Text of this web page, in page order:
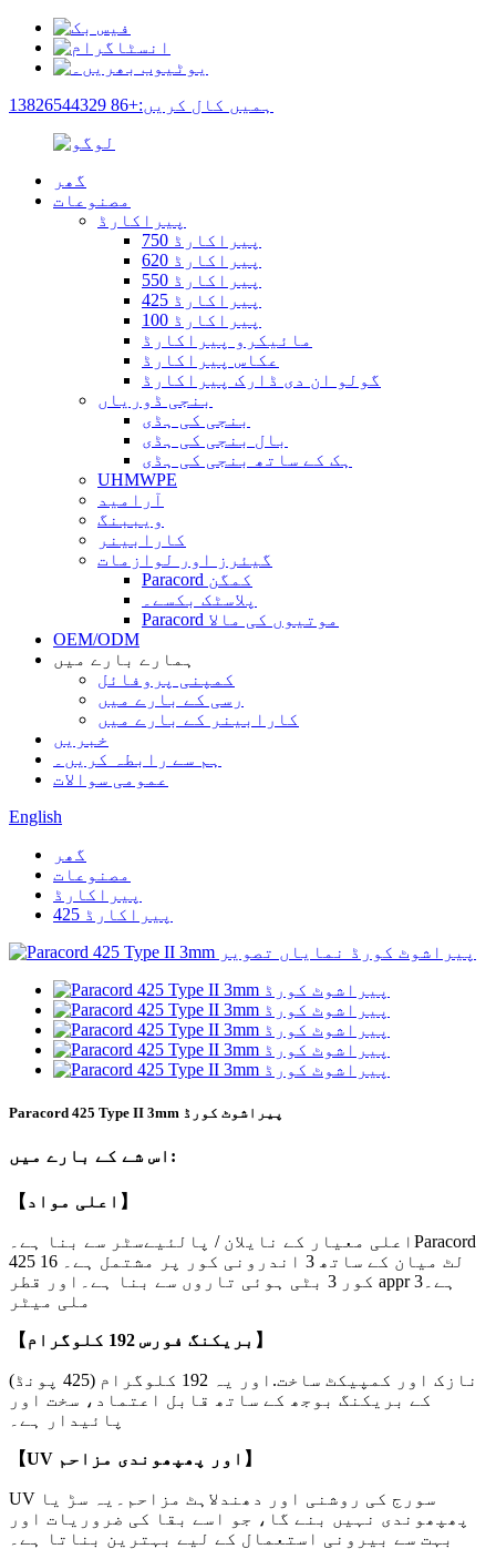
ہمیں کال کریں:+86 13826544329
گھر
مصنوعات
پیراکارڈ
پیراکارڈ 750
پیراکارڈ 620
پیراکارڈ 550
پیراکارڈ 425
پیراکارڈ 100
مائیکرو پیراکارڈ
عکاس پیراکارڈ
گولو ان دی ڈارک پیراکارڈ
بنجی ڈوریاں
بنجی کی ہڈی
بال بنجی کی ہڈی
ہک کے ساتھ بنجی کی ہڈی
UHMWPE
آرامید
ویببنگ
کارابینر
گیئرز اور لوازمات
Paracord کمگن
پلاسٹک بکسے۔
Paracord موتیوں کی مالا
OEM/ODM
ہمارے بارے میں
کمپنی پروفائل
رسی کے بارے میں
کارابینر کے بارے میں
خبریں
ہم سے رابطہ کریں۔
عمومی سوالات
English
گھر
مصنوعات
پیراکارڈ
پیراکارڈ 425
Paracord 425 Type II 3mm پیراشوٹ کورڈ
اس شے کے بارے میں:
【اعلی مواد】
اعلی معیار کے نایلان / پالئیےسٹر سے بنا ہے۔Paracord
425 16 لٹ میان کے ساتھ 3 اندرونی کور پر مشتمل ہے۔
کور 3 بٹی ہوئی تاروں سے بنا ہے۔اور قطر appr ہے۔3
ملی میٹر
【 بریکنگ فورس 192 کلوگرام】
نازک اور کمپیکٹ ساخت.اور یہ 192 کلوگرام (425 پونڈ)
کے بریکنگ بوجھ کے ساتھ قابل اعتماد، سخت اور
پائیدار ہے۔
【UV اور پھپھوندی مزاحم】
UV سورج کی روشنی اور دھندلاہٹ مزاحم۔یہ سڑ یا
پھپھوندی نہیں بنے گا، جو اسے بقا کی ضروریات اور
بہت سے بیرونی استعمال کے لیے بہترین بناتا ہے۔